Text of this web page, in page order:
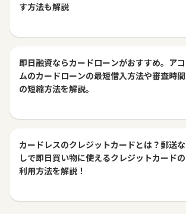
す方法も解説
即日融資ならカードローンがおすすめ。アコ
ムのカードローンの最短借入方法や審査時間
の短縮方法を解説。
カードレスのクレジットカードとは？郵送な
しで即日買い物に使えるクレジットカードの
利用方法を解説！